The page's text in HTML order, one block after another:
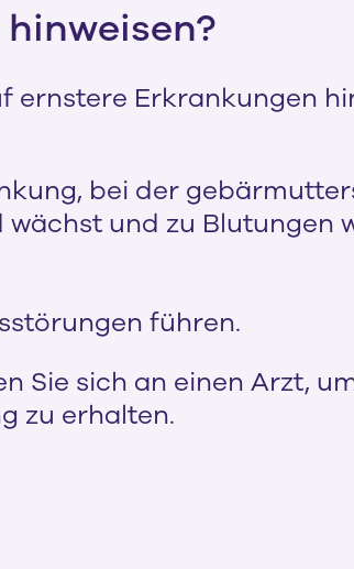
Erkrankungen
bei der
und zu
führen.
Sie sich an einen Arzt,
zu erhalten.